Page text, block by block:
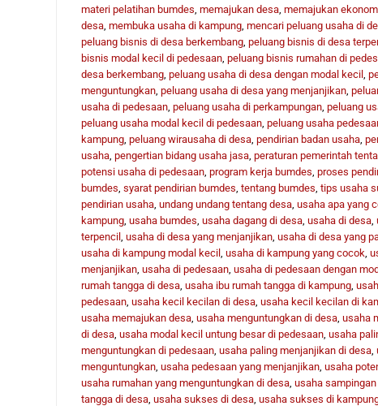
materi pelatihan bumdes memajukan desa, memajukan
desa, membuka usaha di kampung, mencari peluang usaha di
peluang bisnis di desa berkembang, peluang bisnis di desa
bisnis modal kecil di pedesaan, peluang bisnis rumahan di
desa berkembang, peluang usaha di desa dengan modal kecil,
menguntungkan, peluang usaha di desa yang menjanjikan,
usaha di pedesaan, peluang usaha di perkampungan, peluang
peluang usaha modal kecil di pedesaan, peluang usaha
kampung, peluang wirausaha di desa, pendirian badan usaha,
usaha, pengertian bidang usaha jasa, peraturan pemerintah
potensi usaha di pedesaan, program kerja bumdes proses
bumdes syarat pendirian bumdes tentang bumdes tips usaha
pendirian usaha, undang undang tentang desa, usaha apa yang
kampung, usaha bumdes usaha dagang di desa, usaha di desa,
terpencil, usaha di desa yang menjanjikan, usaha di desa yang
usaha di kampung modal kecil, usaha di kampung yang cocok
menjanjikan, usaha di pedesaan, usaha di pedesaan dengan
rumah tangga di desa, usaha ibu rumah tangga di kampung,
pedesaan, usaha kecil kecilan di desa, usaha kecil kecilan di
usaha memajukan desa, usaha menguntungkan di desa, usaha
di desa, usaha modal kecil untung besar di pedesaan, usaha
menguntungkan di pedesaan, usaha paling menjanjikan di desa,
menguntungkan, usaha pedesaan yang menjanjikan, usaha
usaha rumahan yang menguntungkan di desa, usaha
tangga di desa, usaha sukses di desa, usaha sukses di